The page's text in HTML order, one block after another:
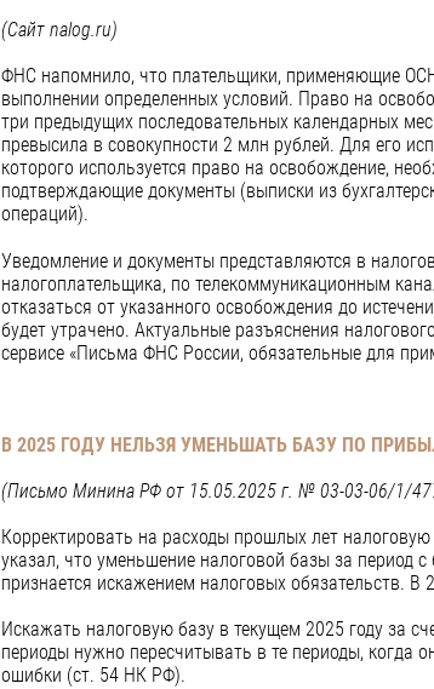
(Сайт nalog.ru)
ФНС напомнило, что плательщики, применяющие
выполнении определенных условий. Право на
три предыдущих последовательных календарных
превысила в совокупности 2 млн рублей. Для его
которого используется право на освобождение,
подтверждающие документы (выписки из
операций).
Уведомление и документы представляются в
налогоплательщика, по телекоммуникационным
отказаться от указанного освобождения до
будет утрачено. Актуальные разъяснения
сервисе «Письма ФНС России, обязательные для
В 2025 ГОДУ НЕЛЬЗЯ УМЕНЬШАТЬ БАЗУ ПО
(Письмо Минина РФ от 15.05.2025 г. № 03-03-06/1/
Корректировать на расходы прошлых лет
указал, что уменьшение налоговой базы за период
признается искажением налоговых обязательств.
Искажать налоговую базу в текущем 2025 году за
периоды нужно пересчитывать в те периоды,
ошибки (ст. 54 НК РФ).